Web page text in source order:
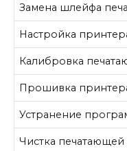
Замена шлейфа
Настройка
Калибровка
Прошивка
Устранение
Чистка